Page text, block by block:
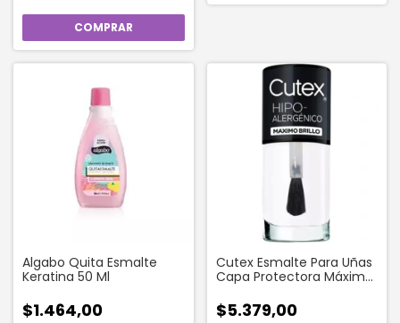
Algabo Quita Esmalte
Keratina 50 Ml
$1.464,00
Cutex Esmalte Para Uñas
Capa Protectora Máximo
$5.379,00